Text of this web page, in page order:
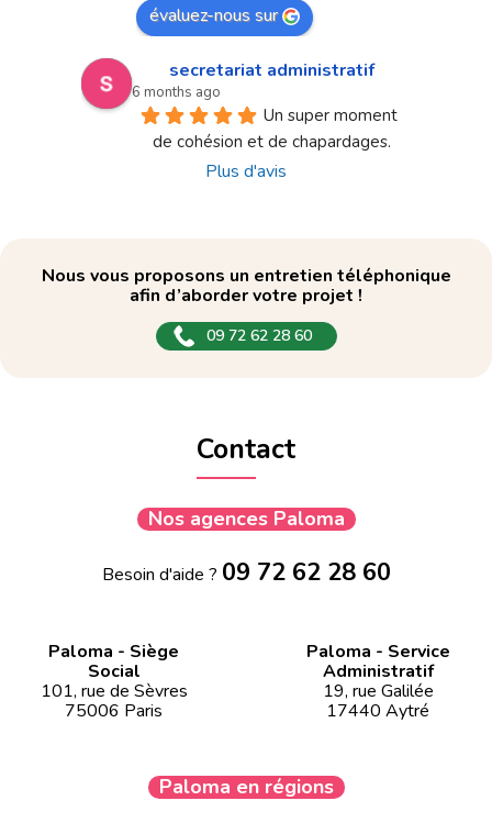
évaluez-nous sur
secretariat administratif
6 months ago
Un super moment
de cohésion et de chapardages.
Plus d'avis
Nous vous proposons un entretien téléphonique
afin d’aborder votre projet !
09 72 62 28 60
Contact
Nos agences Paloma
Besoin d'aide ? 09 72 62 28 60
Paloma - Siège
Social
101, rue de Sèvres
75006 Paris
Paloma - Service
Administratif
19, rue Galilée
17440 Aytré
Paloma en régions